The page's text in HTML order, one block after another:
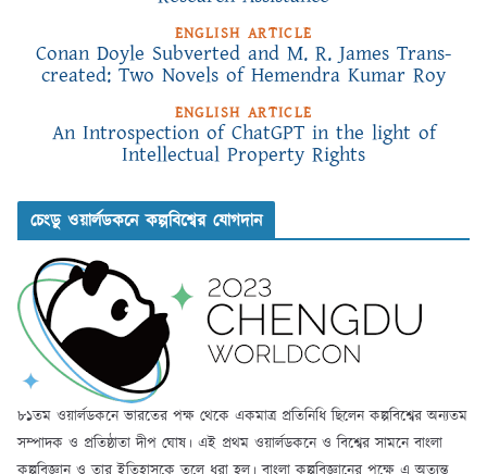
ENGLISH ARTICLE
Conan Doyle Subverted and M. R. James Trans-
created: Two Novels of Hemendra Kumar Roy
ENGLISH ARTICLE
An Introspection of ChatGPT in the light of
Intellectual Property Rights
চেংডু ওয়ার্লডকনে কল্পবিশ্বের যোগদান
৮১তম ওয়ার্লডকনে ভারতের পক্ষ থেকে একমাত্র প্রতিনিধি ছিলেন কল্পবিশ্বের অন্যতম
সম্পাদক ও প্রতিষ্ঠাতা দীপ ঘোষ। এই প্রথম ওয়ার্লডকনে ও বিশ্বের সামনে বাংলা